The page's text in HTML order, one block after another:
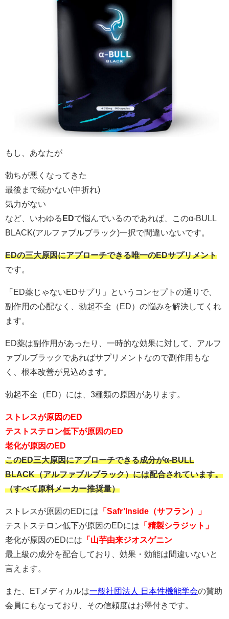
もし、あなたが
勃ちが悪くなってきた
最後まで続かない(中折れ)
気力がない
など、いわゆる EDで悩んでいるのであれば、このα-BULL
BLACK(アルファブルブラック)一択で間違いないです。
EDの三大原因にアプローチできる唯一のEDサプリメント
です。
「ED薬じゃないEDサプリ」というコンセプトの通りで、
副作用の心配なく、勃起不全（ED）の悩みを解決してくれ
ます。
ED薬は副作用があったり、一時的な効果に対して、アルフ
ァブルブラックであればサプリメントなので副作用もな
く、根本改善が見込めます。
勃起不全（ED）には、3種類の原因があります。
ストレスが原因のED
テストステロン低下が原因のED
老化が原因のED
このED三大原因にアプローチできる成分がα-BULL
BLACK（アルファブルブラック）には配合されています。
（すべて原料メーカー推奨量）
ストレスが原因のEDには 「Safr’Inside（サフラン）」
テストステロン低下が原因のEDには 「精製シラジット」
老化が原因のEDには 「山芋由来ジオスゲニン
最上級の成分を配合しており、効果・効能は間違いないと
言えます。
また、ETメディカルは一般社団法人 日本性機能学会の賛助
会員にもなっており、その信頼度はお墨付きです。